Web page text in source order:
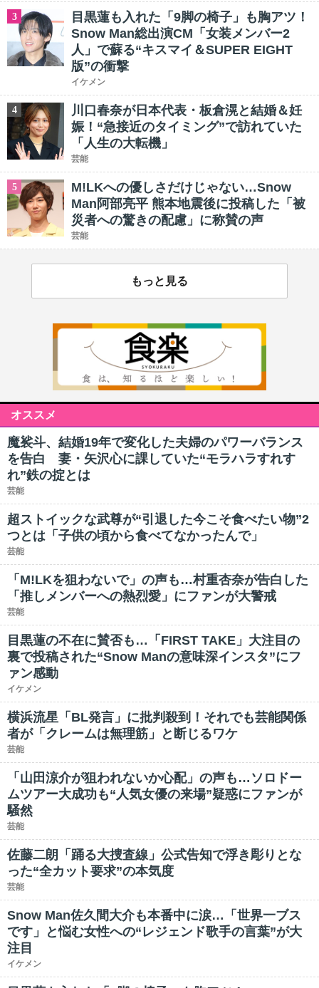
3
目黒蓮も入れた「9脚の椅子」も胸アツ！
Snow Man総出演CM「女装メンバー2
人」で蘇る“キスマイ＆SUPER EIGHT
版”の衝撃
イケメン
4
川口春奈が日本代表・板倉滉と結婚＆妊
娠！“急接近のタイミング”で訪れていた
「人生の大転機」
芸能
5
M!LKへの優しさだけじゃない…Snow
Man阿部亮平 熊本地震後に投稿した「被
災者への驚きの配慮」に称賛の声
芸能
もっと見る
オススメ
魔裟斗、結婚19年で変化した夫婦のパワーバランス
を告白 妻・矢沢心に課していた“モラハラすれす
れ”鉄の掟とは
芸能
超ストイックな武尊が“引退した今こそ食べたい物”2
つとは「子供の頃から食べてなかったんで」
芸能
「M!LKを狙わないで」の声も…村重杏奈が告白した
「推しメンバーへの熱烈愛」にファンが大警戒
芸能
目黒蓮の不在に賛否も…「FIRST TAKE」大注目の
裏で投稿された“Snow Manの意味深インスタ”にフ
ァン感動
イケメン
横浜流星「BL発言」に批判殺到！それでも芸能関係
者が「クレームは無理筋」と断じるワケ
芸能
「山田涼介が狙われないか心配」の声も…ソロドー
ムツアー大成功も“人気女優の来場”疑惑にファンが
騒然
芸能
佐藤二朗「踊る大捜査線」公式告知で浮き彫りとな
った“全カット要求”の本気度
芸能
Snow Man佐久間大介も本番中に涙…「世界一ブス
です」と悩む女性への“レジェンド歌手の言葉”が大
注目
イケメン